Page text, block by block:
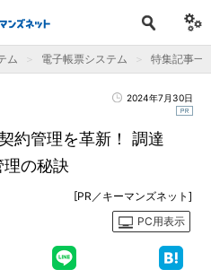
ム 電子帳票システム 特集記事一
2024年7月30日
約管理を革新！ 調達
の秘訣
[PR／キーマンズネット]
PC用表示